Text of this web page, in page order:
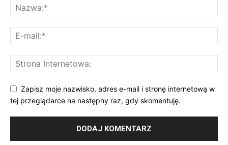
Zapisz moje nazwisko, adres e-mail i stronę internetową w
tej przeglądarce na następny raz, gdy skomentuję.